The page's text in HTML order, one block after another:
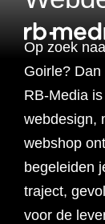
Website
Webshop
Branding &
Branding
Online
Op zoek
Goirle?
RB-Media
webdesign,
webshop
begeleiden
traject,
voor de